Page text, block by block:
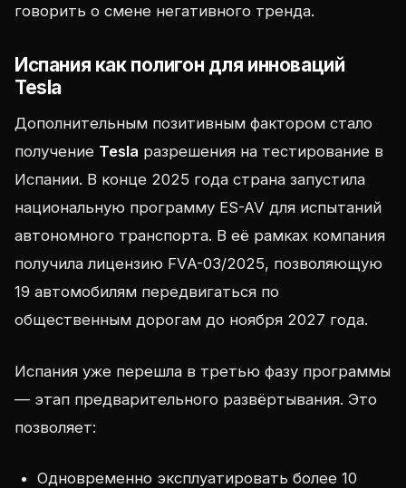
говорить о смене негативного тренда.
Испания как полигон для инноваций
Tesla
Дополнительным позитивным фактором стало
получение Tesla разрешения на тестирование в
Испании. В конце 2025 года страна запустила
национальную программу ES-AV для испытаний
автономного транспорта. В её рамках компания
получила лицензию FVA-03/2025, позволяющую
19 автомобилям передвигаться по
общественным дорогам до ноября 2027 года.
Испания уже перешла в третью фазу программы
— этап предварительного развёртывания. Это
позволяет:
Одновременно эксплуатировать более 10